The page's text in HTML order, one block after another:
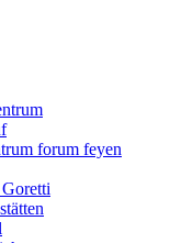
forum feyen